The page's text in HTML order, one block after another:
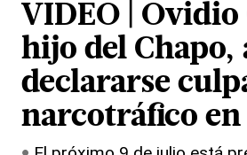
VIDEO | Ovidio
hijo del Chapo,
declararse
narcotráfico en